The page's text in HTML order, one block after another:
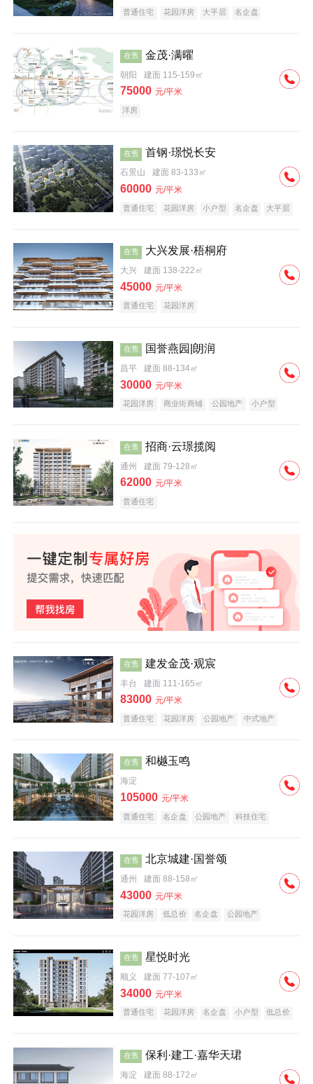
普通住宅 花园洋房 大平层
名企盘
在售 金茂·满曜
朝阳 建面 115-159㎡
75000 元/平米
洋房
在售 首钢·璟悦长安
石景山 建面 83-133㎡
60000 元/平米
普通住宅 花园洋房 小户型 名企盘 大平层
在售 大兴发展·梧桐府
大兴 建面 138-222㎡
45000 元/平米
普通住宅 花园洋房
在售 国誉燕园|朗润
昌平 建面 88-134㎡
30000 元/平米
花园洋房 商业街商铺 公园地产
小户型
在售 招商·云璟揽阅
通州 建面 79-128㎡
62000 元/平米
普通住宅
在售 建发金茂·观宸
丰台 建面 111-165㎡
83000 元/平米
普通住宅 花园洋房 公园地产
中式地产
在售 和樾玉鸣
海淀
105000 元/平米
普通住宅 名企盘 公园地产 科技住宅
在售 北京城建·国誉颂
通州 建面 88-158㎡
43000 元/平米
花园洋房 低总价 名企盘 公园地产
在售 星悦时光
顺义 建面 77-107㎡
34000 元/平米
普通住宅 花园洋房 名企盘 小户型 低总价
在售 保利·建工·嘉华天珺
海淀 建面 88-172㎡